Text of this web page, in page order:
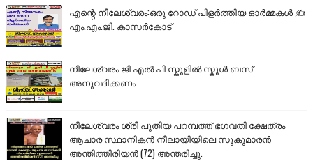
എന്റെ നീലേശ്വരം:ഒരു റോഡ് പിളർത്തിയ ഓർമ്മകൾ ✍️
എം.എം.ജി. കാസർകോട്
നീലേശ്വരം ജി എൽ പി സ്കൂളിൽ സ്കൂൾ ബസ്
അനുവദിക്കണം
നീലേശ്വരം ശ്രീ പുതിയ പറമ്പത്ത് ഭഗവതി ക്ഷേത്രം
ആചാര സ്ഥാനികൻ നീലായിയിലെ സുകുമാരൻ
അന്തിത്തിരിയൻ (72) അന്തരിച്ചു.